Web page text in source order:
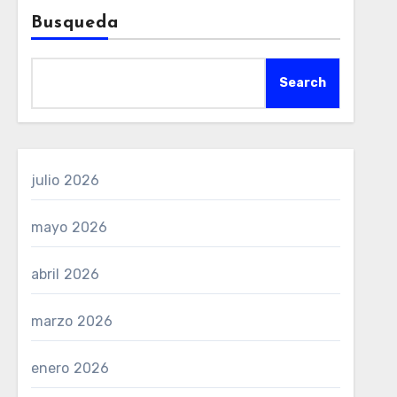
Busqueda
Search
julio 2026
mayo 2026
abril 2026
marzo 2026
enero 2026